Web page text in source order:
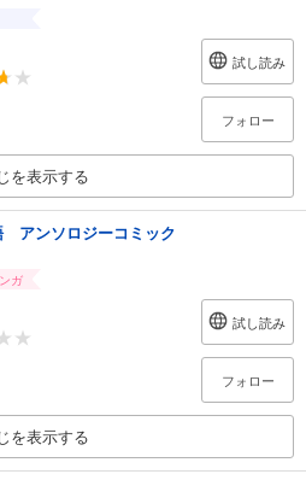
試し読み
フォロー
を表示する
アンソロジーコミック
ガ
試し読み
フォロー
を表示する